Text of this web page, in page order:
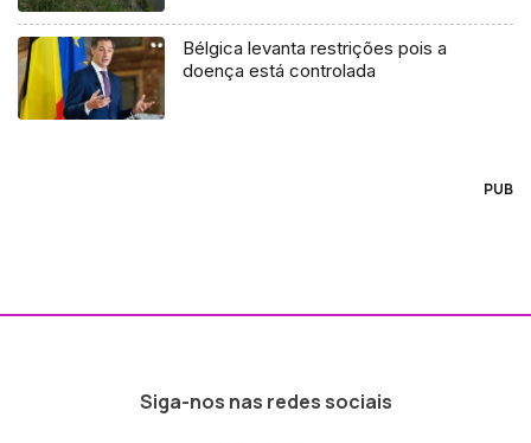
Bélgica levanta restrições pois a
doença está controlada
PUB
Siga-nos nas redes sociais